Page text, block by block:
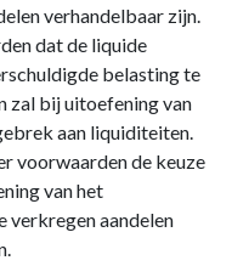
verhandelbaar zijn.
dat de liquide
belasting te
zal bij uitoefening van
aan liquiditeiten.
voorwaarden de keuze
van het
verkregen aandelen